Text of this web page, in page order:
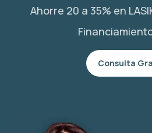
Ahorre 20 a 35% en
Consulta